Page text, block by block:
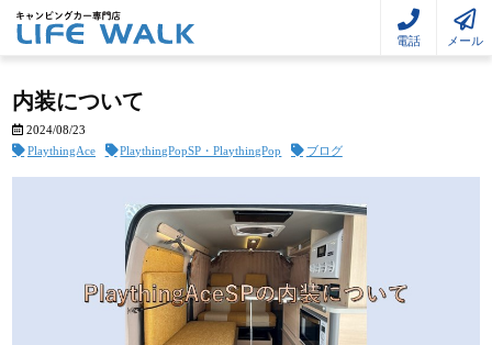
電話 メール
内装について
2024/08/23
PlaythingAce
PlaythingPopSP・PlaythingPop ブログ